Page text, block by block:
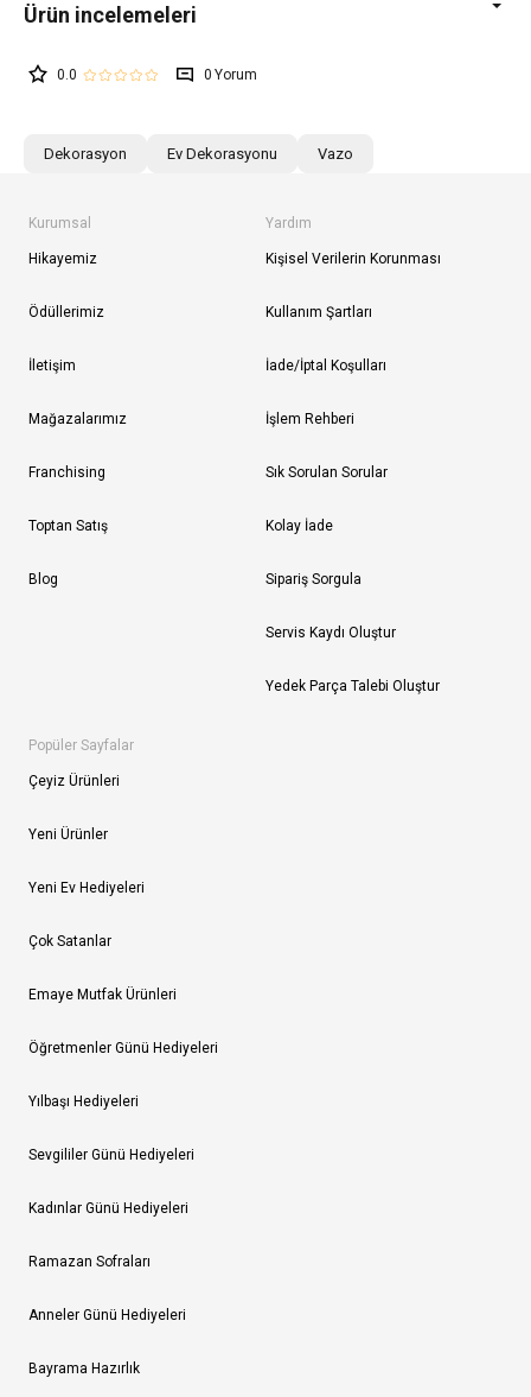
0.0 0
Dekorasyon Ev Dekorasyonu Vazo
Kurumsal
Hikayemiz
Ödüllerimiz
İletişim
Mağazalarımız
Franchising
Toptan Satış
Blog
Yardım
Kişisel Verilerin Korunması
Kullanım Şartları
İade/İptal Koşulları
İşlem Rehberi
Sık Sorulan Sorular
Kolay İade
Sipariş Sorgula
Servis Kaydı Oluştur
Yedek Parça Talebi Oluştur
Popüler Sayfalar
Çeyiz Ürünleri
Yeni Ürünler
Yeni Ev Hediyeleri
Çok Satanlar
Emaye Mutfak Ürünleri
Öğretmenler Günü Hediyeleri
Yılbaşı Hediyeleri
Sevgililer Günü Hediyeleri
Kadınlar Günü Hediyeleri
Ramazan Sofraları
Anneler Günü Hediyeleri
Bayrama Hazırlık